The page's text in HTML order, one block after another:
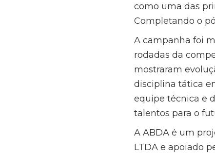
como uma das
Completando o
A campanha foi
rodadas da
mostraram
disciplina tática
equipe técnica e
talentos para o
A ABDA é um
LTDA e apoiado